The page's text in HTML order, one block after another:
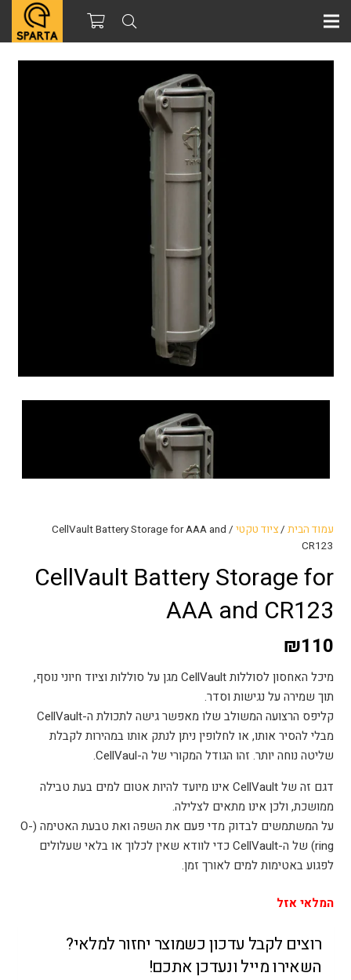
עמוד הבית /ציוד טקטי
/ CellVault Battery Storage for AAA and
CR123
CellVault Battery Storage for
AAA and CR123
₪110
מיכל האחסון לסוללות CellVault מגן על סוללות וציוד חיוני נוסף,
תוך שמירה על נגישות וסדר.
קליפס הרצועה המשולב שלו מאפשר גישה לתכולת ה-CellVault
מבלי להסיר אותו, או לחלופין ניתן לנתק אותו במהירות לקבלת
שליטה נוחה יותר. זהו הגודל המקורי של ה-CellVaul.
דגם זה של CellVault אינו מיועד להיות אטום למים בעת טבילה
ממושכת, ולכן אינו מתאים לצלילה.
על המשתמשים לבדוק מדי פעם את השפה ואת טבעת האטימה (O-
ring) של ה-CellVault כדי לוודא שאין לכלוך או בלאי שעלולים
לפגוע באטימות למים לאורך זמן.
המלאי אזל
רוצים לקבל עדכון כשמוצר יחזור למלאי?
השאירו מייל ונעדכן אתכם!